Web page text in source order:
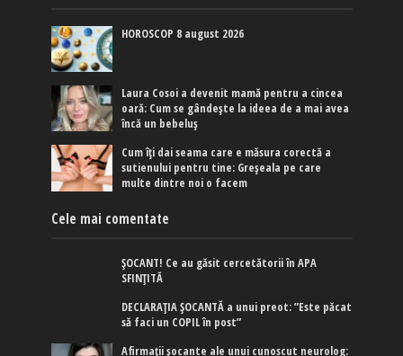
HOROSCOP 8 august 2026
Laura Cosoi a devenit mamă pentru a cincea
oară: Cum se gândește la ideea de a mai avea
încă un bebeluș
Cum îți dai seama care e măsura corectă a
sutienului pentru tine: Greșeala pe care
multe dintre noi o facem
Cele mai comentate
ȘOCANT! Ce au găsit cercetătorii în APA
SFINȚITĂ
DECLARAȚIA ȘOCANTĂ a unui preot: ”Este păcat
să faci un COPIL în post”
Afirmaţii şocante ale unui cunoscut neurolog: